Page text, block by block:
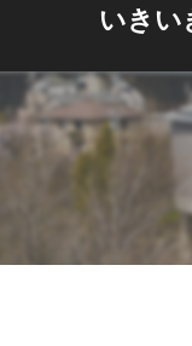
いきい